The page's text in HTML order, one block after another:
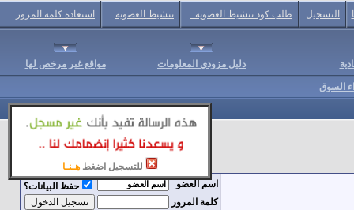
للتسجيل اضغط هـنـا
التسجيل طلب كود تنشيط العضوية تنشيط العضوية استعادة كلمة المرور
دليل مزودي المعلومات مواقع غير مرخص لها
السوق
اسم العضو
حفظ البيانات؟
كلمة المرور